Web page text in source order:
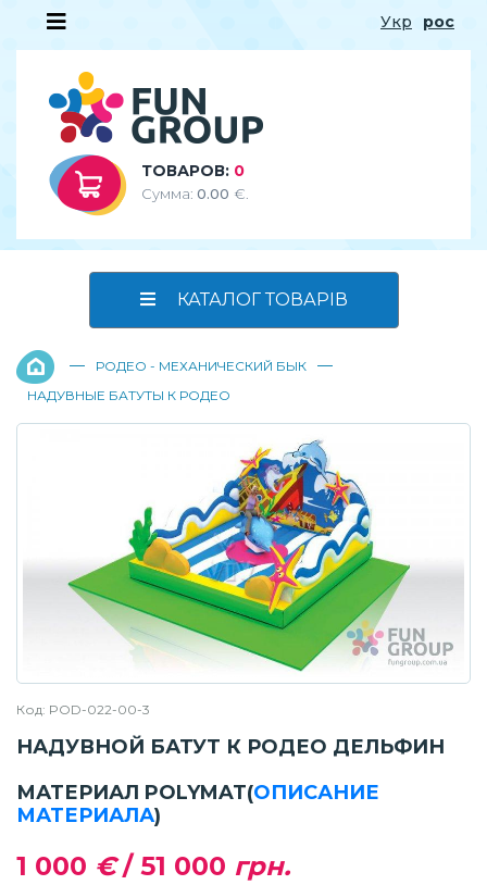
Укр рос
ТОВАРОВ: 0
Сумма: 0.00 €.
КАТАЛОГ ТОВАРІВ
— РОДЕО - МЕХАНИЧЕСКИЙ БЫК —
НАДУВНЫЕ БАТУТЫ К РОДЕО
Код: POD-022-00-3
НАДУВНОЙ БАТУТ К РОДЕО ДЕЛЬФИН
МАТЕРИАЛ POLYMAT(ОПИСАНИЕ
МАТЕРИАЛА)
1 000 €/ 51 000 грн.